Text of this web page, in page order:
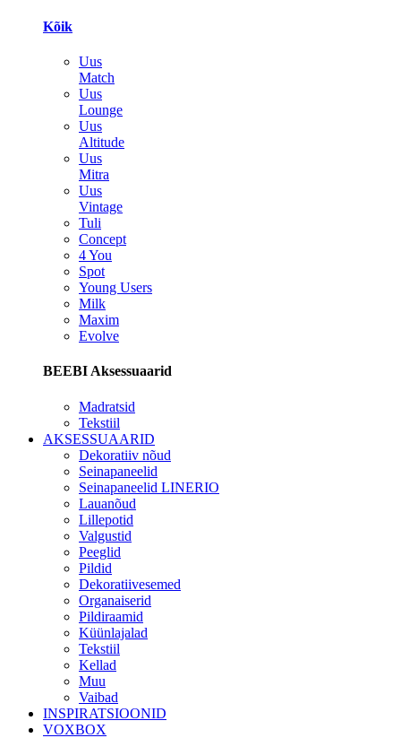
Kõik
Uus
Match
Uus
Lounge
Uus
Altitude
Uus
Mitra
Uus
Vintage
Tuli
Concept
4 You
Spot
Young Users
Milk
Maxim
Evolve
BEEBI Aksessuaarid
Madratsid
Tekstiil
AKSESSUAARID
Dekoratiiv nõud
Seinapaneelid
Seinapaneelid LINERIO
Lauanõud
Lillepotid
Valgustid
Peeglid
Pildid
Dekoratiivesemed
Organaiserid
Pildiraamid
Küünlajalad
Tekstiil
Kellad
Muu
Vaibad
INSPIRATSIOONID
VOXBOX